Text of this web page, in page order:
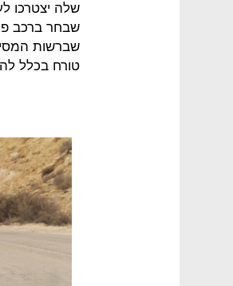
שלה יצטרכו
שבחר ברכב
שברשות
טורח בכלל